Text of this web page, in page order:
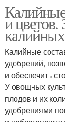
и цветов.
Калийные
удобрений,
и обеспечить
У овощных
плодов и их
удобрениями